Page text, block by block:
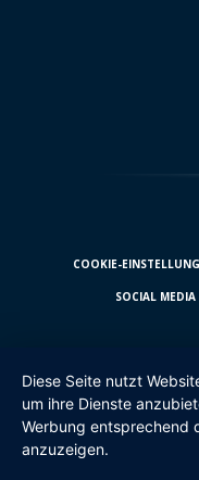
COOKIE-
SOCIAL
Diese Seite nutzt
um ihre Dienste
Werbung entsprechend
anzuzeigen.